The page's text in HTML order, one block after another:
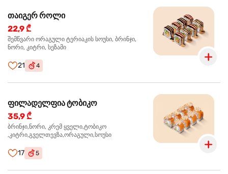
თაიგერ როლი
22,9 ₾
შემწვარი ორაგული ტერიაკის სოუსი, ბრინჯი,
ნორი, კიტრი, სეზამი
21 4
ფილადელფია ტობიკო
35,9 ₾
ბრინჯი,ნორი, კრემ ყველი,ტობიკო
,კიტრი,გველთევზა,ორაგული,სოუსი
17 5